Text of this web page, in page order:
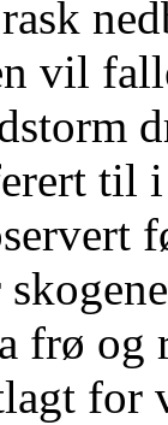
vil
til
frø og
for